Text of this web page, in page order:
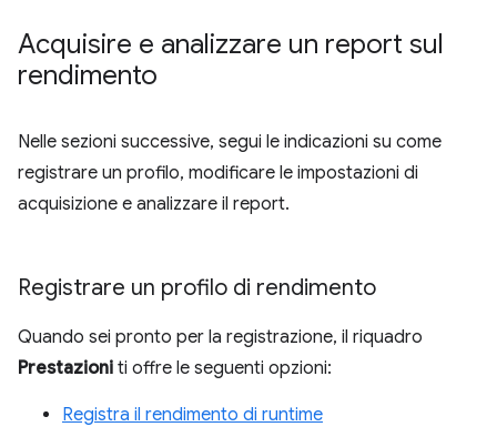
Acquisire e analizzare un report sul
rendimento
Nelle sezioni successive, segui le indicazioni su come
registrare un profilo, modificare le impostazioni di
acquisizione e analizzare il report.
Registrare un profilo di rendimento
Quando sei pronto per la registrazione, il riquadro
Prestazioni ti offre le seguenti opzioni:
Registra il rendimento di runtime